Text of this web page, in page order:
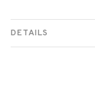
DETAILS